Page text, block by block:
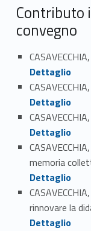
Contributo
convegno
Dettaglio
Dettaglio
Link identifier #identifier_person_47051-26
Dettaglio
memoria
Dettaglio
rinnovare la
Dettaglio